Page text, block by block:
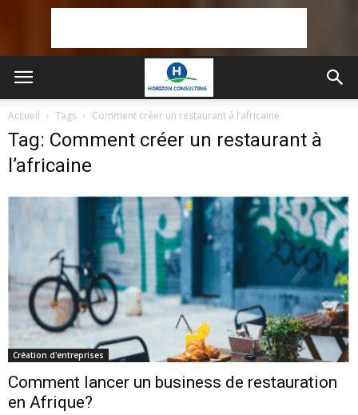
Accueil Tags Comment créer un restaurant à l’africaine
Tag: Comment créer un restaurant à
l’africaine
Création d'entreprises
Comment lancer un business de restauration
en Afrique?